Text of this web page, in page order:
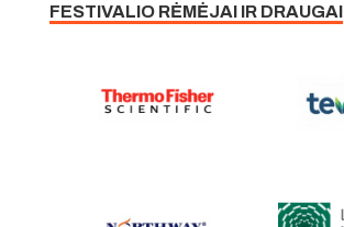
FESTIVALIO RĖMĖJAI IR DRAUGAI